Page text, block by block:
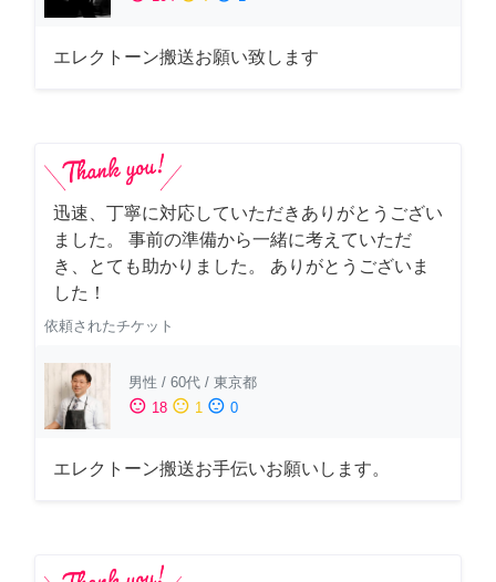
エレクトーン搬送お願い致します
迅速、丁寧に対応していただきありがとうござい
ました。 事前の準備から一緒に考えていただ
き、とても助かりました。 ありがとうございま
した！
依頼されたチケット
男性 / 60代 / 東京都
sentiment_satisfied 18 sentiment_neutral 1 sentiment_dissatisfied 0
エレクトーン搬送お手伝いお願いします。